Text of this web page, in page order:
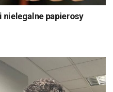
nielegalne papierosy